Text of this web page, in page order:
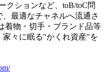
クションなど、toB/toC問
最適なチャネルへ流通さ
着物・切手・ブランド品等
々に眠る"かくれ資産"を